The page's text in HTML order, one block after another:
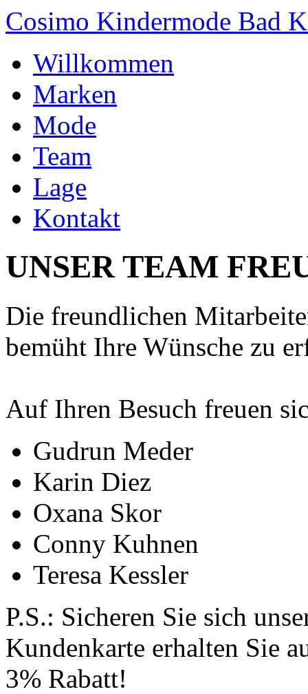
Cosimo Kindermode Bad
Willkommen
Marken
Mode
Team
Lage
Kontakt
UNSER TEAM
Die freundlichen
bemüht Ihre Wünsche zu
Auf Ihren Besuch freuen
Gudrun Meder
Karin Diez
Oxana Skor
Conny Kuhnen
Teresa Kessler
P.S.: Sicheren Sie sich
Kundenkarte erhalten Sie
3% Rabatt!